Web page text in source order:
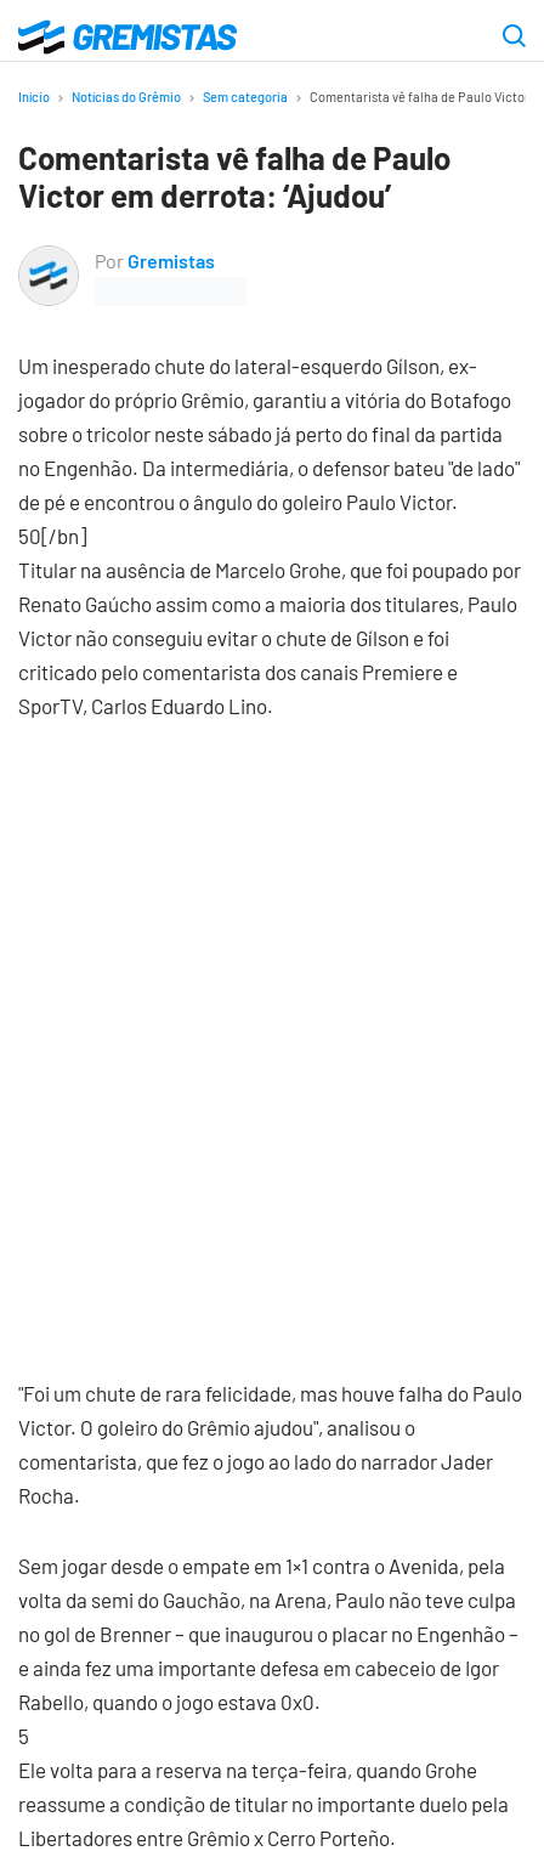
para
principal
Gremistas
Início Notícias do Grêmio Sem categoria Comentarista vê falha de Paulo Victor
Comentarista vê falha de Paulo
Victor em derrota: ‘Ajudou’
PorGremistas
Um inesperado chute do lateral-esquerdo Gílson, ex-
jogador do próprio Grêmio, garantiu a vitória do Botafogo
sobre o tricolor neste sábado já perto do final da partida
no Engenhão. Da intermediária, o defensor bateu "de lado"
de pé e encontrou o ângulo do goleiro Paulo Victor.
50[/bn]
Titular na ausência de Marcelo Grohe, que foi poupado por
Renato Gaúcho assim como a maioria dos titulares, Paulo
Victor não conseguiu evitar o chute de Gílson e foi
criticado pelo comentarista dos canais Premiere e
SporTV, Carlos Eduardo Lino.
"Foi um chute de rara felicidade, mas houve falha do Paulo
Victor. O goleiro do Grêmio ajudou", analisou o
comentarista, que fez o jogo ao lado do narrador Jader
Rocha.
Sem jogar desde o empate em 1×1 contra o Avenida, pela
volta da semi do Gauchão, na Arena, Paulo não teve culpa
no gol de Brenner – que inaugurou o placar no Engenhão –
e ainda fez uma importante defesa em cabeceio de Igor
Rabello, quando o jogo estava 0x0.
5
Ele volta para a reserva na terça-feira, quando Grohe
reassume a condição de titular no importante duelo pela
Libertadores entre Grêmio x Cerro Porteño.